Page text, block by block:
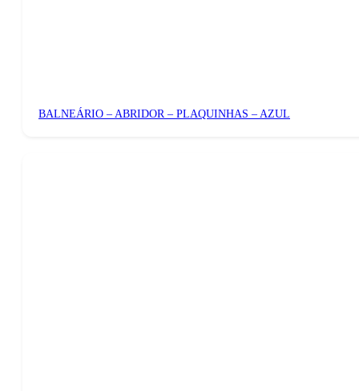
BALNEÁRIO – ABRIDOR – PLAQUINHAS – AZUL